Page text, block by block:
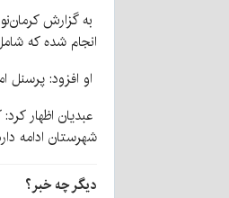
انجام شده که شامل ۵۲ مورد نشت‌یابی انشعاب و ۲۷ مورد نشت‌یابی شبکه بوده و منجر به
او افزود: پرسنل امور
شهرستان ادامه
دیگر چه خبر؟